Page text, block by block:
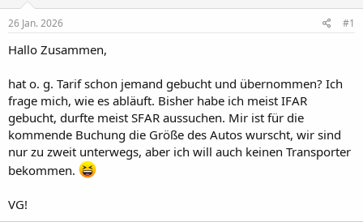
e
r
a
26 Jan. 2026 #1
Hallo Zusammen,
hat o. g. Tarif schon jemand gebucht und übernommen? Ich
frage mich, wie es abläuft. Bisher habe ich meist IFAR
gebucht, durfte meist SFAR aussuchen. Mir ist für die
kommende Buchung die Größe des Autos wurscht, wir sind
nur zu zweit unterwegs, aber ich will auch keinen Transporter
bekommen.
VG!